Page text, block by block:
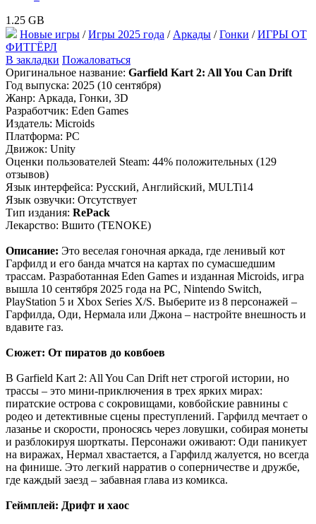
1.25 GB
Новые игры /Игры 2025 года /Аркады /Гонки /ИГРЫ ОТ
ФИТГЁРЛ
В закладки Пожаловаться
Оригинальное название: Garfield Kart 2: All You Can Drift
Год выпуска: 2025 (10 сентября)
Жанр: Аркада, Гонки, 3D
Разработчик: Eden Games
Издатель: Microids
Платформа: PC
Движок: Unity
Оценки пользователей Steam: 44% положительных (129
отзывов)
Язык интерфейса: Русский, Английский, MULTi14
Язык озвучки: Отсутствует
Тип издания: RePack
Лекарство: Вшито (TENOKE)
Описание: Это веселая гоночная аркада, где ленивый кот
Гарфилд и его банда мчатся на картах по сумасшедшим
трассам. Разработанная Eden Games и изданная Microids, игра
вышла 10 сентября 2025 года на PC, Nintendo Switch,
PlayStation 5 и Xbox Series X/S. Выберите из 8 персонажей –
Гарфилда, Оди, Нермала или Джона – настройте внешность и
вдавите газ.
Сюжет: От пиратов до ковбоев
В Garfield Kart 2: All You Can Drift нет строгой истории, но
трассы – это мини-приключения в трех ярких мирах:
пиратские острова с сокровищами, ковбойские равнины с
родео и детективные сцены преступлений. Гарфилд мечтает о
лазанье и скорости, проносясь через ловушки, собирая монеты
и разблокируя шорткаты. Персонажи оживают: Оди паникует
на виражах, Нермал хвастается, а Гарфилд жалуется, но всегда
на финише. Это легкий нарратив о соперничестве и дружбе,
где каждый заезд – забавная глава из комикса.
Геймплей: Дрифт и хаос